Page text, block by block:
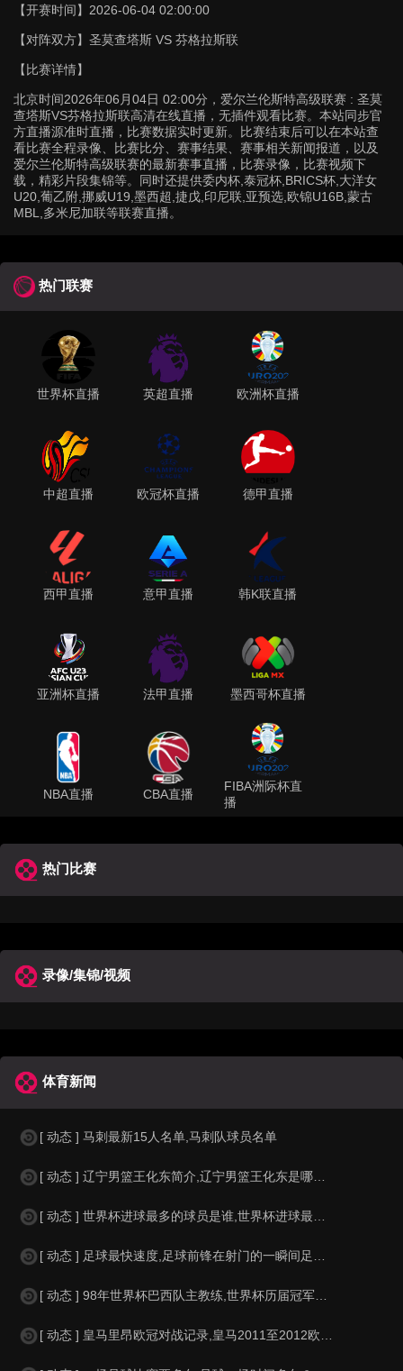
【开赛时间】 2026-06-04 02:00:00
【对阵双方】 圣莫查塔斯 VS 芬格拉斯联
【比赛详情】
北京时间2026年06月04日 02:00分，爱尔兰伦斯特高级联赛 : 圣莫
查塔斯VS芬格拉斯联高清在线直播，无插件观看比赛。本站同步官
方直播源准时直播，比赛数据实时更新。比赛结束后可以在本站查
看比赛全程录像、比赛比分、赛事结果、赛事相关新闻报道，以及
爱尔兰伦斯特高级联赛的最新赛事直播，比赛录像，比赛视频下
载，精彩片段集锦等。同时还提供委内杯,泰冠杯,BRICS杯,大洋女
U20,葡乙附,挪威U19,墨西超,捷戊,印尼联,亚预选,欧锦U16B,蒙古
MBL,多米尼加联等联赛直播。
热门联赛
世界杯直播 英超直播 欧洲杯直播
中超直播 欧冠杯直播 德甲直播
西甲直播 意甲直播 韩K联直播
亚洲杯直播 法甲直播 墨西哥杯直播
NBA直播 CBA直播
FIBA洲际杯直
播
热门比赛
录像/集锦/视频
体育新闻
[ 动态 ] 马刺最新15人名单,马刺队球员名单
[ 动态 ] 辽宁男篮王化东简介,辽宁男篮王化东是哪里人？
[ 动态 ] 世界杯进球最多的球员是谁,世界杯进球最多的球员是谁？
[ 动态 ] 足球最快速度,足球前锋在射门的一瞬间足球的速度有多快？？
[ 动态 ] 98年世界杯巴西队主教练,世界杯历届冠军球队教练
[ 动态 ] 皇马里昂欧冠对战记录,皇马2011至2012欧冠赛程&nbs